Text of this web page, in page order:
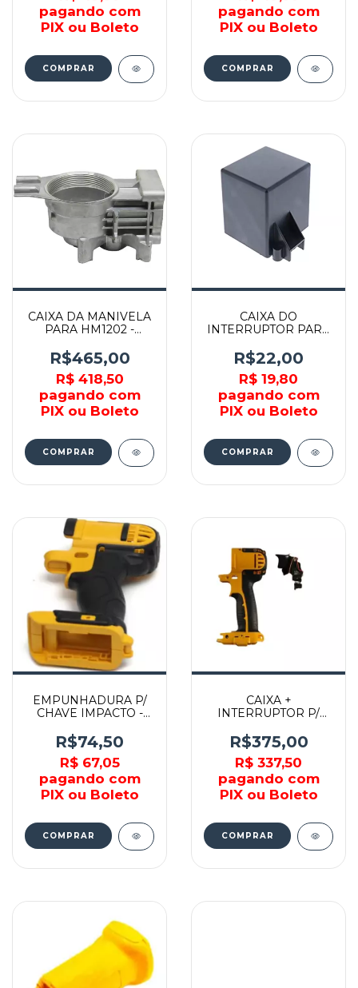
pagando com
PIX ou Boleto
pagando com
PIX ou Boleto
CAIXA DA MANIVELA
PARA HM1202 -
R$465,00
R$ 418,50
pagando com
PIX ou Boleto
CAIXA DO
INTERRUPTOR PARA
BLACK&DECKER
R$22,00
R$ 19,80
pagando com
PIX ou Boleto
EMPUNHADURA P/
CHAVE IMPACTO -
R$74,50
R$ 67,05
pagando com
PIX ou Boleto
CAIXA +
INTERRUPTOR P/
N019951SV - DEWALT
R$375,00
R$ 337,50
pagando com
PIX ou Boleto